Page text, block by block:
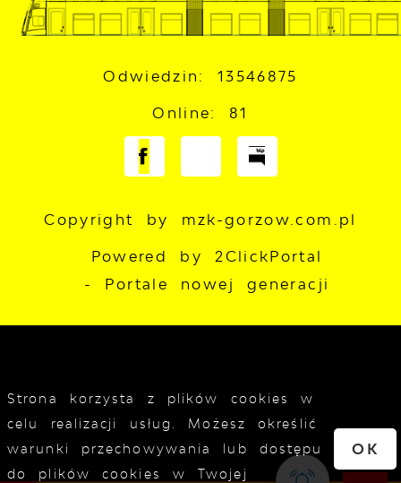
Odwiedzin: 13546875
Online: 81
Copyright by mzk-gorzow.com.pl
Powered by 2ClickPortal
- Portale nowej generacji
Strona korzysta z plików cookies w
celu realizacji usług. Możesz określić
warunki przechowywania lub dostępu
do plików cookies w Twojej
OK